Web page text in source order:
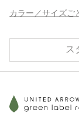
カラー／サイズご
ス